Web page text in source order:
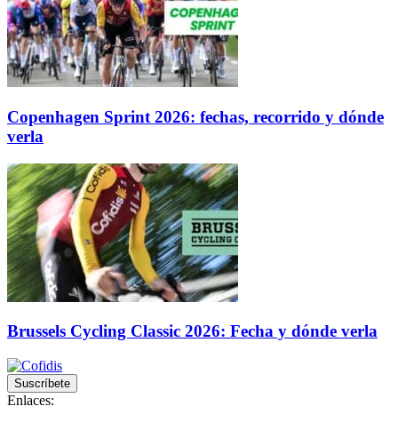
Copenhagen Sprint 2026: fechas, recorrido y dónde
verla
Brussels Cycling Classic 2026: Fecha y dónde verla
Suscríbete
Enlaces: